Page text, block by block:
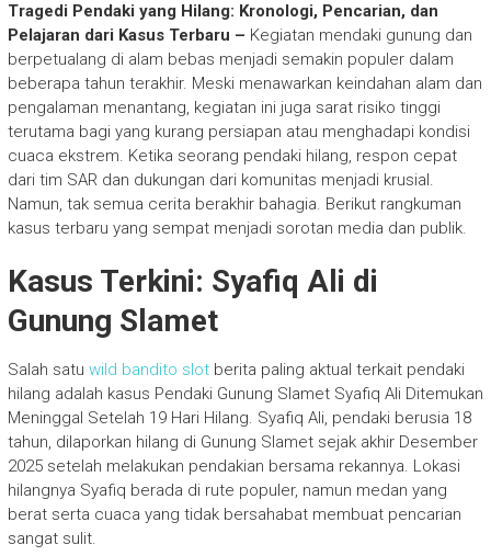
Tragedi Pendaki yang Hilang: Kronologi, Pencarian, dan
Pelajaran dari Kasus Terbaru – Kegiatan mendaki gunung dan
berpetualang di alam bebas menjadi semakin populer dalam
beberapa tahun terakhir. Meski menawarkan keindahan alam dan
pengalaman menantang, kegiatan ini juga sarat risiko tinggi
terutama bagi yang kurang persiapan atau menghadapi kondisi
cuaca ekstrem. Ketika seorang pendaki hilang, respon cepat
dari tim SAR dan dukungan dari komunitas menjadi krusial.
Namun, tak semua cerita berakhir bahagia. Berikut rangkuman
kasus terbaru yang sempat menjadi sorotan media dan publik.
Kasus Terkini: Syafiq Ali di
Gunung Slamet
Salah satu wild bandito slotberita paling aktual terkait pendaki
hilang adalah kasus Pendaki Gunung Slamet Syafiq Ali Ditemukan
Meninggal Setelah 19 Hari Hilang. Syafiq Ali, pendaki berusia 18
tahun, dilaporkan hilang di Gunung Slamet sejak akhir Desember
2025 setelah melakukan pendakian bersama rekannya. Lokasi
hilangnya Syafiq berada di rute populer, namun medan yang
berat serta cuaca yang tidak bersahabat membuat pencarian
sangat sulit.